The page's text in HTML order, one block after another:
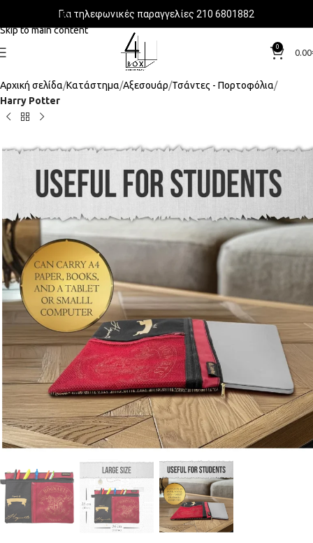
Skip to navigation
Skip to main content
Για τηλεφωνικές παραγγελίες 210 6801882
0
0.00
Αρχική σελίδα Κατάστημα Αξεσουάρ Τσάντες - Πορτοφόλια
Harry Potter